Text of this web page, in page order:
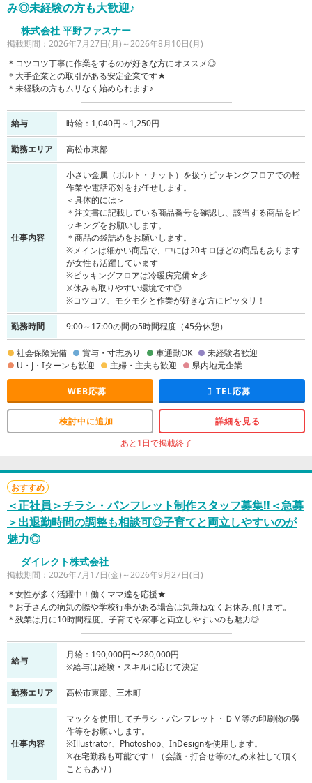
み◎未経験の方も大歓迎♪
株式会社 平野ファスナー
掲載期間：2026年7月27日(月)～2026年8月10日(月)
＊コツコツ丁寧に作業をするのが好きな方にオススメ◎
＊大手企業との取引がある安定企業です★
＊未経験の方もムリなく始められます♪
給与 時給：1,040円～1,250円
勤務エリア 高松市東部
仕事内容
小さい金属（ボルト・ナット）を扱うピッキングフロアでの軽
作業や電話応対をお任せします。
＜具体的には＞
＊注文書に記載している商品番号を確認し、該当する商品をピ
ッキングをお願いします。
＊商品の袋詰めをお願いします。
※メインは細かい商品で、中には20キロほどの商品もあります
が女性も活躍しています
※ピッキングフロアは冷暖房完備☆彡
※休みも取りやすい環境です◎
※コツコツ、モクモクと作業が好きな方にピッタリ！
勤務時間 9:00～17:00の間の5時間程度（45分休憩）
社会保険完備 賞与・寸志あり 車通勤OK
未経験者歓迎
U・J・Iターンも歓迎
主婦・主夫も歓迎 県内地元企業
WEB応募 TEL応募
検討中に追加
詳細を見る
あと1日で掲載終了
おすすめ
＜正社員＞チラシ・パンフレット制作スタッフ募集!!＜急募
＞出退勤時間の調整も相談可◎子育てと両立しやすいのが
魅力◎
ダイレクト株式会社
掲載期間：2026年7月17日(金)～2026年9月27日(日)
＊女性が多く活躍中！働くママ達を応援★
＊お子さんの病気の際や学校行事がある場合は気兼ねなくお休み頂けます。
＊残業は月に10時間程度。子育てや家事と両立しやすいのも魅力◎
給与
月給：190,000円〜280,000円
※給与は経験・スキルに応じて決定
勤務エリア 高松市東部、三木町
仕事内容
マックを使用してチラシ・パンフレット・ＤＭ等の印刷物の製
作等をお願いします。
※Illustrator、Photoshop、InDesignを使用します。
※在宅勤務も可能です！（会議・打合せ等のため来社して頂く
こともあり）